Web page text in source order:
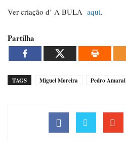
Ver criação d’ A BULA aqui.
Partilha
TAGS Miguel Moreira Pedro Amaral